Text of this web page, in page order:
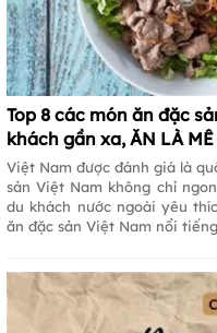
Top 8 các món ăn đặc
khách gần xa, ĂN LÀ MÊ
Việt Nam được đánh giá là
sản Việt Nam không chỉ
du khách nước ngoài yêu
ăn đặc sản Việt Nam nổi